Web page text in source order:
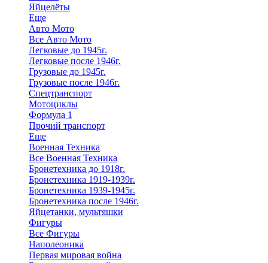
Яйцелёты
Еще
Авто Мото
Все Авто Мото
Легковые до 1945г.
Легковые после 1946г.
Грузовые до 1945г.
Грузовые после 1946г.
Спецтранспорт
Мотоциклы
Формула 1
Прочий транспорт
Еще
Военная Техника
Все Военная Техника
Бронетехника до 1918г.
Бронетехника 1919-1939г.
Бронетехника 1939-1945г.
Бронетехника после 1946г.
Яйцетанки, мультяшки
Фигуры
Все Фигуры
Наполеоника
Первая мировая война